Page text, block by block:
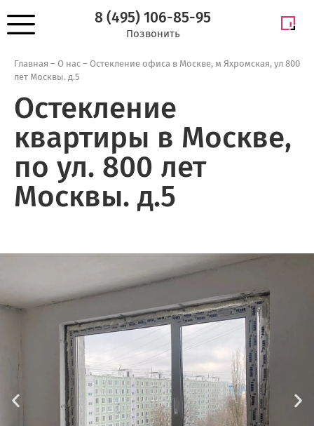
8 (495) 106-85-95
Позвонить
Главная – О нас – Остекление офиса в Москве, м Яхромская, ул 800
лет Москвы. д.5
Остекление
квартиры в Москве,
по ул. 800 лет
Москвы. д.5